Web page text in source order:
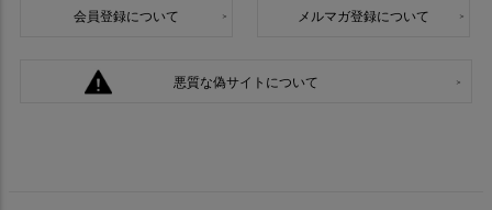
会員登録について メルマガ登録について
悪質な偽サイトについて